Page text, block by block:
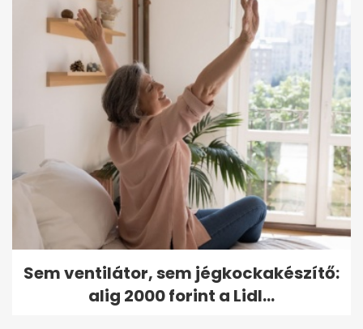
Sem ventilátor, sem jégkockakészítő:
alig 2000 forint a Lidl...